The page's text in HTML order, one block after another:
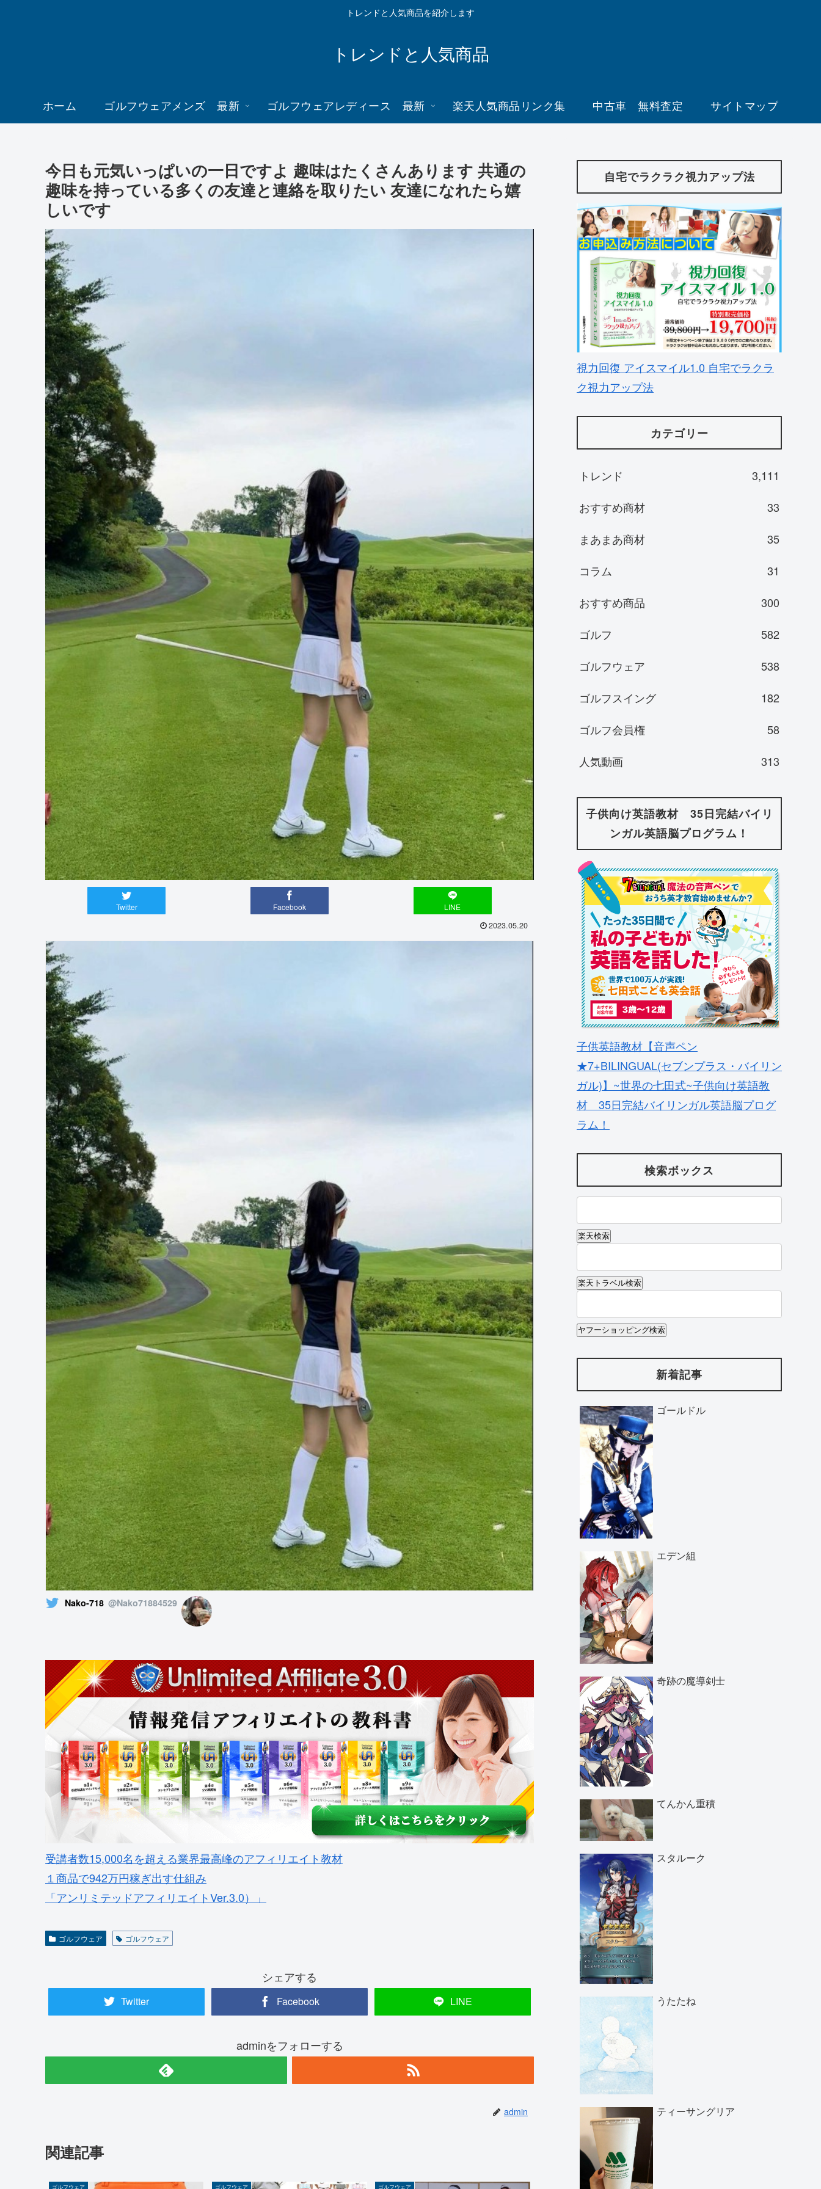
トレンドと人気商品を紹介します
トレンドと人気商品
ホーム ゴルフウェアメンズ 最新 ゴルフウェアレディース 最新 楽天人気商品リンク集 中古車 無料査定 サイトマップ
今日も元気いっぱいの一日ですよ 趣味はたくさんあります 共通の
趣味を持っている多くの友達と連絡を取りたい 友達になれたら嬉
しいです
Twitter Facebook LINE
2023.05.20
Nako-718 @Nako71884529
受講者数15,000名を超える業界最高峰のアフィリエイト教材
１商品で942万円稼ぎ出す仕組み
「アンリミテッドアフィリエイトVer.3.0）」
ゴルフウェア ゴルフウェア
シェアする
Twitter Facebook LINE
adminをフォローする
admin
関連記事
ゴルフウェア ゴルフウェア ゴルフウェア
自宅でラクラク視力アップ法
視力回復 アイスマイル1.0 自宅でラクラ
ク視力アップ法
カテゴリー
トレンド
3,111
おすすめ商材
33
まあまあ商材
35
コラム
31
おすすめ商品
300
ゴルフ
582
ゴルフウェア
538
ゴルフスイング
182
ゴルフ会員権
58
人気動画
313
子供向け英語教材 35日完結バイリ
ンガル英語脳プログラム！
子供英語教材【音声ペン
★7+BILINGUAL(セブンプラス・バイリン
ガル)】~世界の七田式~子供向け英語教
材 35日完結バイリンガル英語脳プログ
ラム！
検索ボックス
新着記事
ゴールドル
エデン組
奇跡の魔導剣士
てんかん重積
スタルーク
うたたね
ティーサングリア